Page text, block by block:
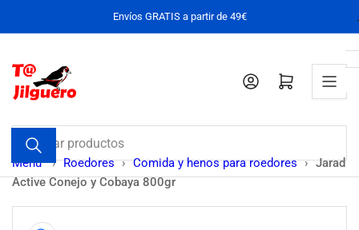
Envíos GRATIS a partir de 49€
Buscar
productos
Iniciar sesiónAbrir cesta pequeña
Menu › Roedores › Comida y henos para roedores › Jarad
Active Conejo y Cobaya 800gr